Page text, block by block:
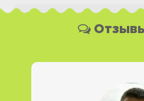
Вы можете оплатить наши
работаем с юридическими